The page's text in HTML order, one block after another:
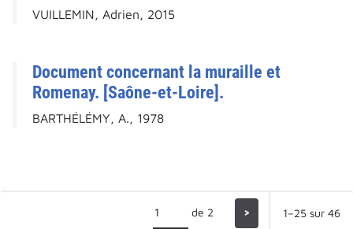
VUILLEMIN, Adrien, 2015
Document concernant la muraille et
Romenay. [Saône-et-Loire].
BARTHÉLÉMY, A., 1978
de 2 > 1–25 sur 46